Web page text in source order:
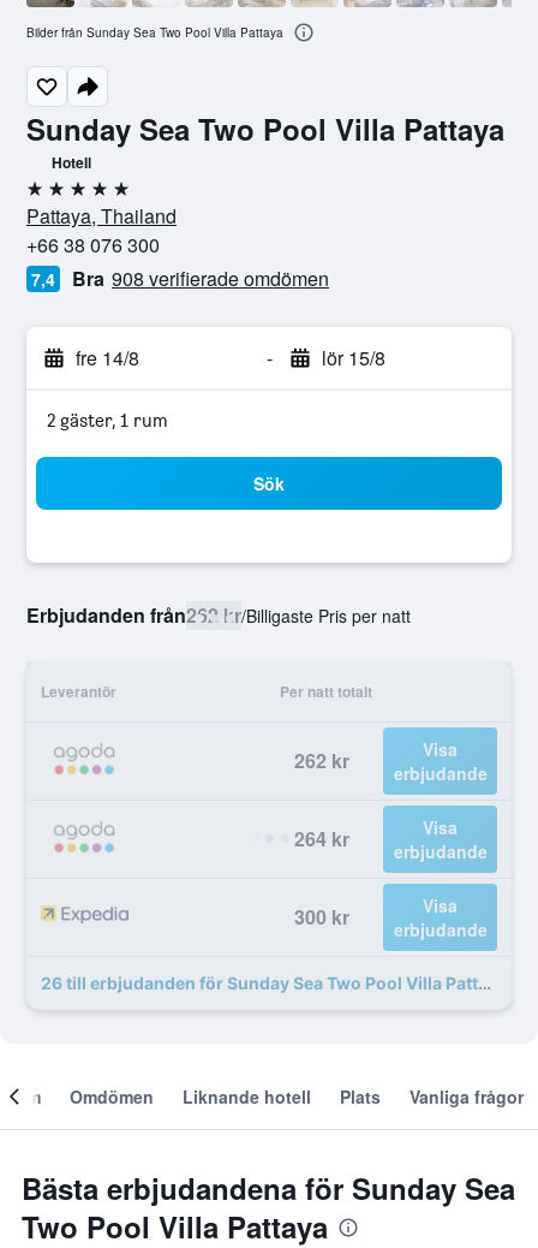
Sunday Sea Two Pool Villa Pattaya
Hotell
5 stjärnor
Pattaya, Thailand
+66 38 076 300
7,4 Bra 908 verifierade omdömen
fre 14/8 - lör 15/8
2 gäster, 1 rum
Sök
Erbjudanden från262 kr/Billigaste Pris per natt
Leverantör Per natt totalt
262 kr
Visa
erbjudande
264 kr
Visa
erbjudande
300 kr
Visa
erbjudande
26 till erbjudanden för Sunday Sea Two Pool Villa Pattaya
Bilder från Sunday Sea Two Pool Villa Pattaya
Om Omdömen Liknande hotell Plats Vanliga frågor
Bästa erbjudandena för Sunday Sea
Two Pool Villa Pattaya